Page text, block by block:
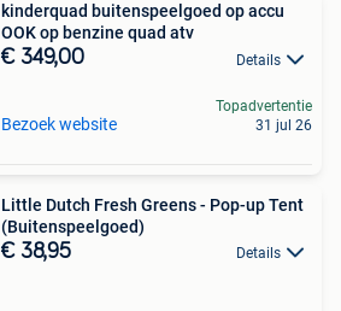
kinderquad buitenspeelgoed op accu
OOK op benzine quad atv
€ 349,00 Details
Bezoek website
Topadvertentie
31 jul 26
Little Dutch Fresh Greens - Pop-up Tent
(Buitenspeelgoed)
€ 38,95 Details